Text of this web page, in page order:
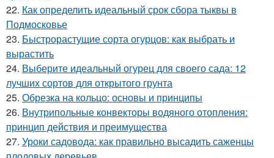
22. Как определить идеальный срок сбора тыквы в
Подмосковье
23. Быстрорастущие сорта огурцов: как выбрать и
вырастить
24. Выберите идеальный огурец для своего сада: 12
лучших сортов для открытого грунта
25. Обрезка на кольцо: основы и принципы
26. Внутрипольные конвекторы водяного отопления:
принцип действия и преимущества
27. Уроки садовода: как правильно высадить саженцы